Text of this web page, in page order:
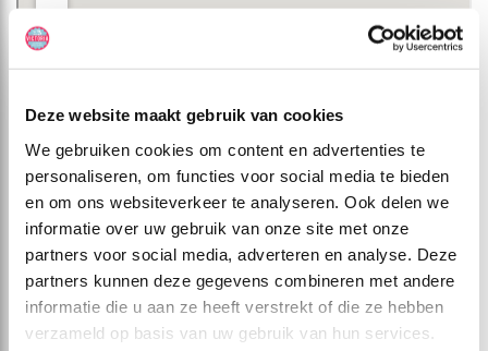
Deze website maakt gebruik van cookies
We gebruiken cookies om content en advertenties te
personaliseren, om functies voor social media te bieden
en om ons websiteverkeer te analyseren. Ook delen we
informatie over uw gebruik van onze site met onze
partners voor social media, adverteren en analyse. Deze
partners kunnen deze gegevens combineren met andere
informatie die u aan ze heeft verstrekt of die ze hebben
verzameld op basis van uw gebruik van hun services.
EXTRA INFO CAMPERTYPES DAGPLANNING
Deze reis is inclusief
- Vluchten Amsterdam – San Francisco v.v. met overstap
- Luchthavenbelasting en brandstoftoeslagen
- 1 stuk ruimbagage per persoon
- 2 hotelovernachtingen op basis van logies in het centrum van San
Francisco
- Transfer van de luchthaven naar het centrum van San Francisco
- 20 dagen/19 nachten camperhuur van Cruise America
- Camperverzekering Noord-Amerika
- Persoonlijke uitrustingen voor alle reizigers